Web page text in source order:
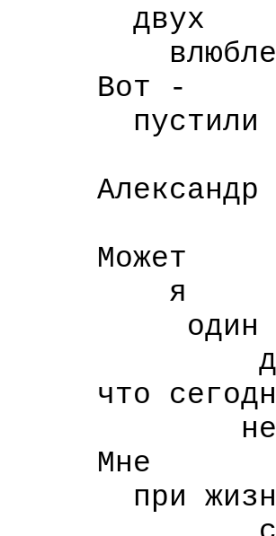
двух
Вот -
пустили
тешат
Александр
да не
Может
я
один
что
нету
Мне
при